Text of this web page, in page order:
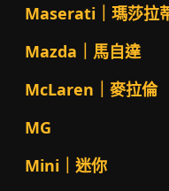
Maserati｜瑪莎拉
Mazda｜馬自達
McLaren｜麥拉倫
MG
Mini｜迷你